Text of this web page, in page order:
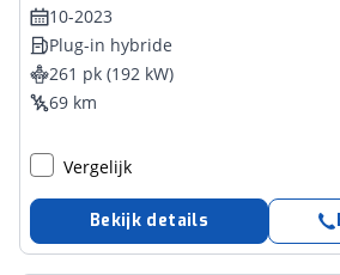
10-2023
Plug-in hybride
261 pk (192 kW)
69 km
Vergelijk
Bekijk details